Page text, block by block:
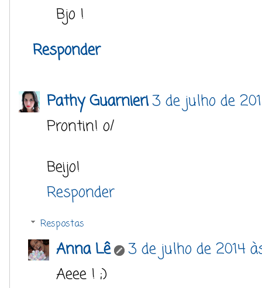
Bjo !
Responder
Pathy Guarnieri3 de julho de
Prontin! o/
Beijo!
Responder
Respostas
Anna Lê
3 de julho de 2014
Aeee ! ;)